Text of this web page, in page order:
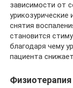
зависимости от
урикозурические
снятия
становится
благодаря чему
пациента